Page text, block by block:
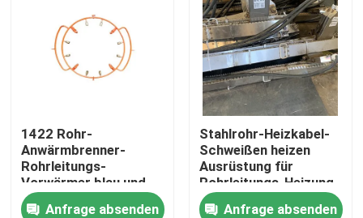
Haus
Produkte
1422 Rohr-
Anwärmbrenner-
Rohrleitungs-
Vorwärmer blau und
orange
Anfrage absenden
Stahlrohr-Heizkabel-
Schweißen heizen
Ausrüstung für
Rohrleitungs-Heizung
vor
Anfrage absenden